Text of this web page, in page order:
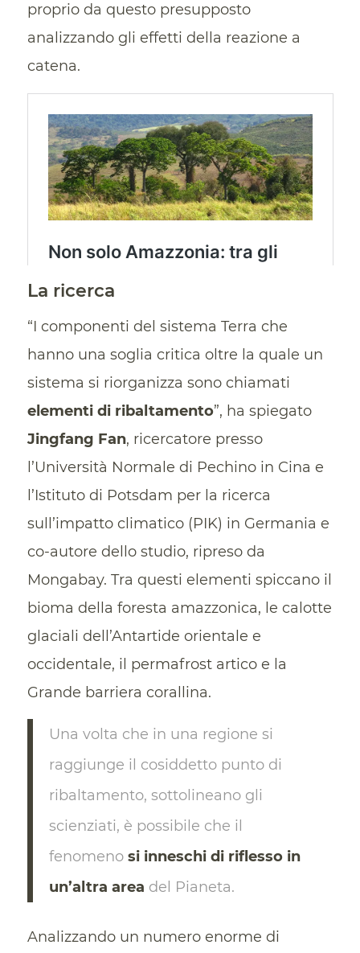
proprio da questo presupposto
analizzando gli effetti della reazione a
catena.
La ricerca
“I componenti del sistema Terra che
hanno una soglia critica oltre la quale un
sistema si riorganizza sono chiamati
elementi di ribaltamento”, ha spiegato
Jingfang Fan, ricercatore presso
l’Università Normale di Pechino in Cina e
l’Istituto di Potsdam per la ricerca
sull’impatto climatico (PIK) in Germania e
co-autore dello studio, ripreso da
Mongabay. Tra questi elementi spiccano il
bioma della foresta amazzonica, le calotte
glaciali dell’Antartide orientale e
occidentale, il permafrost artico e la
Grande barriera corallina.
Una volta che in una regione si
raggiunge il cosiddetto punto di
ribaltamento, sottolineano gli
scienziati, è possibile che il
fenomeno si inneschi di riflesso in
un’altra area del Pianeta.
Analizzando un numero enorme di